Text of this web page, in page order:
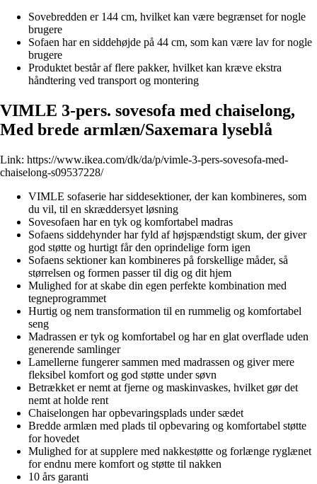
Sovebredden er 144 cm, hvilket kan være begrænset for nogle
brugere
Sofaen har en siddehøjde på 44 cm, som kan være lav for nogle
brugere
Produktet består af flere pakker, hvilket kan kræve ekstra
håndtering ved transport og montering
VIMLE 3-pers. sovesofa med chaiselong,
Med brede armlæn/Saxemara lyseblå
Link: https://www.ikea.com/dk/da/p/vimle-3-pers-sovesofa-med-
chaiselong-s09537228/
VIMLE sofaserie har siddesektioner, der kan kombineres, som
du vil, til en skræddersyet løsning
Sovesofaen har en tyk og komfortabel madras
Sofaens siddehynder har fyld af højspændstigt skum, der giver
god støtte og hurtigt får den oprindelige form igen
Sofaens sektioner kan kombineres på forskellige måder, så
størrelsen og formen passer til dig og dit hjem
Mulighed for at skabe din egen perfekte kombination med
tegneprogrammet
Hurtig og nem transformation til en rummelig og komfortabel
seng
Madrassen er tyk og komfortabel og har en glat overflade uden
generende samlinger
Lamellerne fungerer sammen med madrassen og giver mere
fleksibel komfort og god støtte under søvn
Betrækket er nemt at fjerne og maskinvaskes, hvilket gør det
nemt at holde rent
Chaiselongen har opbevaringsplads under sædet
Bredde armlæn med plads til opbevaring og komfortabel støtte
for hovedet
Mulighed for at supplere med nakkestøtte og forlænge ryglænet
for endnu mere komfort og støtte til nakken
10 års garanti